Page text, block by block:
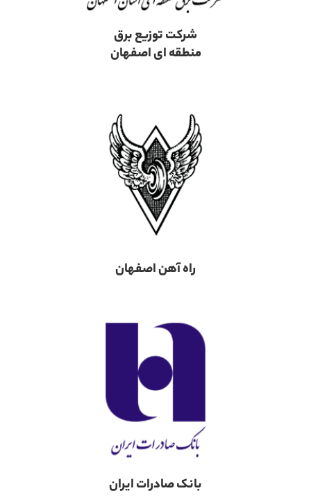
شرکت توزیع برق
منطقه ای اصفهان
راه آهن اصفهان
بانک صادرات ایران